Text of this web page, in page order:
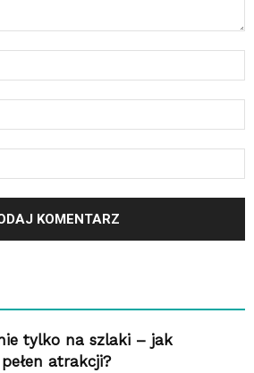
tylko na szlaki – jak
atrakcji?